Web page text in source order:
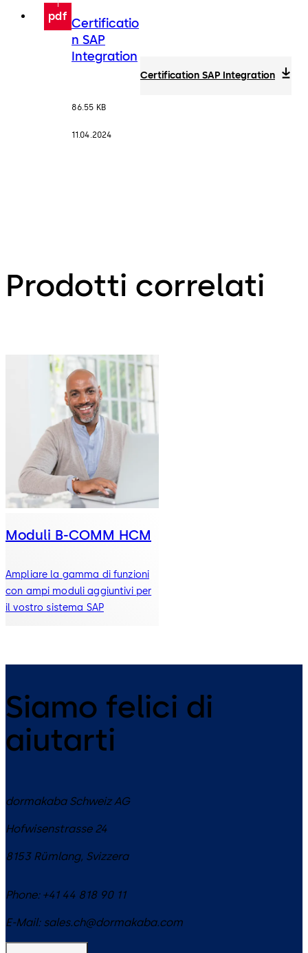
pdf Certificatio
n SAP
Integration
86.55 KB
11.04.2024
Certification SAP Integration
Prodotti correlati
Moduli B-COMM HCM
Ampliare la gamma di funzioni
con ampi moduli aggiuntivi per
il vostro sistema SAP
Siamo felici di
aiutarti
dormakaba Schweiz AG
Hofwisenstrasse 24
8153 Rümlang, Svizzera
Phone: +41 44 818 90 11
E-Mail: sales.ch@dormakaba.com